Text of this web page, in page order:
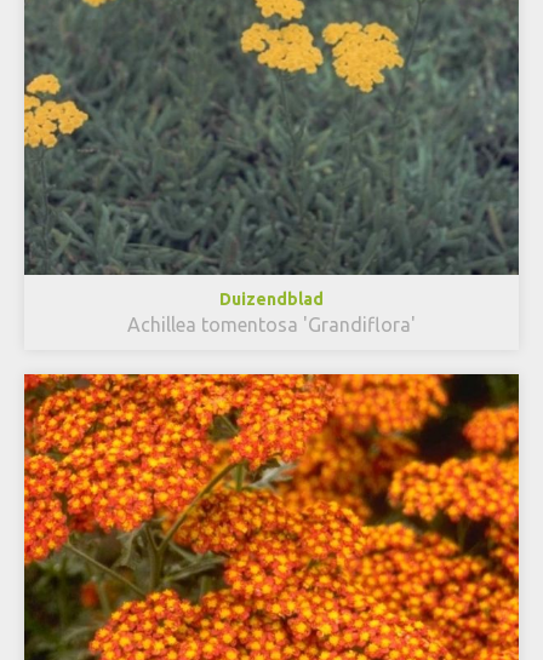
Duizendblad
Achillea tomentosa 'Grandiflora'